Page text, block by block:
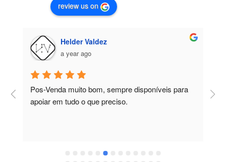
review us on
Helder Valdez
a year ago
Pos-Venda muito bom, sempre disponíveis para
apoiar em tudo o que preciso.